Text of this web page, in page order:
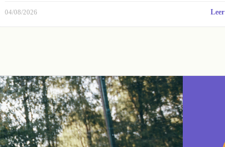
04/08/2026 Leer